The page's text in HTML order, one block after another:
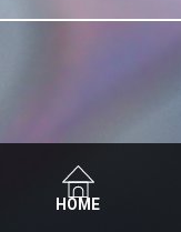
HOME